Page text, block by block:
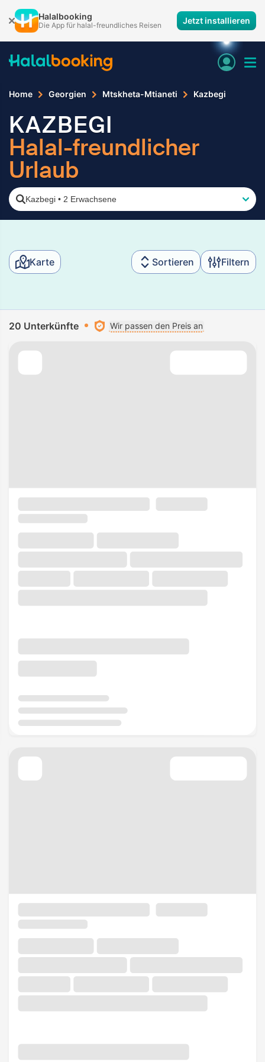
Halalbooking
Die App für halal-freundliches Reisen Jetzt installieren
Home Georgien Mtskheta-Mtianeti Kazbegi
KAZBEGI
Halal-freundlicher
Urlaub
Kazbegi • 2 Erwachsene
Karte Sortieren Filtern
20 Unterkünfte Wir passen den Preis an